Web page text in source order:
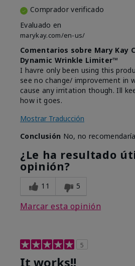
Comprador verificado
Evaluado en
marykay.com/en-us/
Comentarios sobre Mary Kay
Dynamic Wrinkle Limiter™
I havre only been using this
see no change/ improvement in
cause any irritation though. Ill
how it goes.
Mostrar Traducción
Conclusión No, no
¿Le ha resultado
opinión?
11 5
Marcar esta opinión
5
It works!!